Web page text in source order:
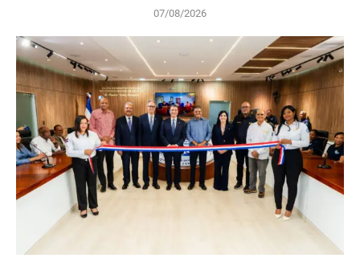
07/08/2026